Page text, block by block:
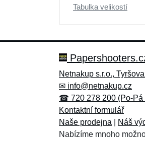
Tabulka velikostí
Netnakup s.r.o.,
✉ info@netnakup.cz
☎ 720 278 200 (Po-Pá
Kontaktní formulář
Naše prodejna
Náš
Nabízíme mnoho